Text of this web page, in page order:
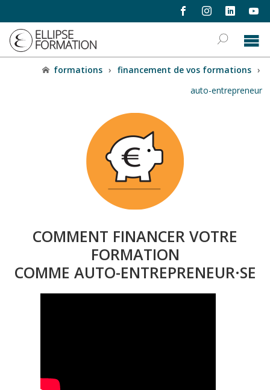
formations › financement de vos formations ›
auto-entrepreneur
COMMENT FINANCER VOTRE
FORMATION
COMME AUTO-ENTREPRENEUR·SE